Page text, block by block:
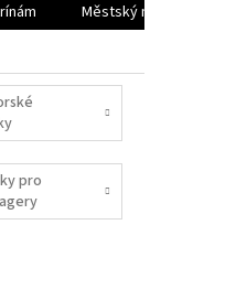
Městský mobiliář
pro